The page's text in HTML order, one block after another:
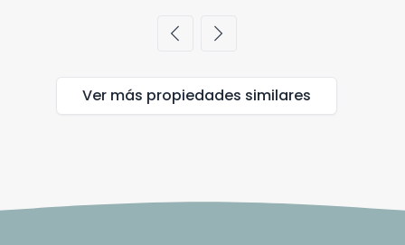
chevron_left chevron_right
Ver más propiedades similares